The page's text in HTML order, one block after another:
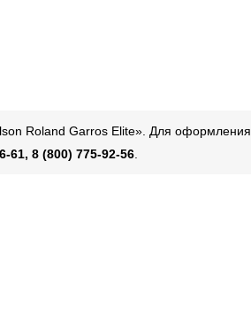
Roland Garros Elite». Для оформления
61, 8 (800) 775-92-56